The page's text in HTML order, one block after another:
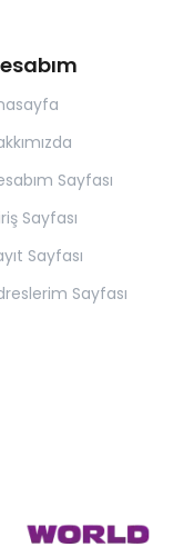
Sayfası
Sayfası
Sayfası
Sayfası